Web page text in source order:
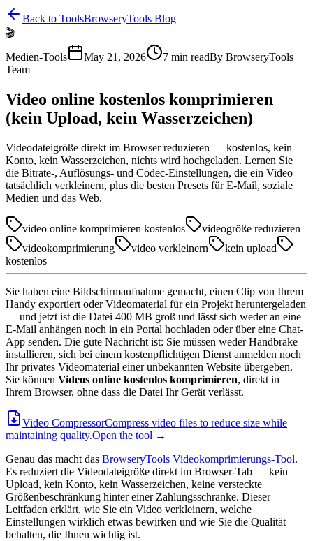
Back to ToolsBrowseryTools Blog
🎬
Medien-Tools
May 21, 2026 7 min readBy BrowseryTools
Team
Video online kostenlos komprimieren
(kein Upload, kein Wasserzeichen)
Videodateigröße direkt im Browser reduzieren — kostenlos, kein
Konto, kein Wasserzeichen, nichts wird hochgeladen. Lernen Sie
die Bitrate-, Auflösungs- und Codec-Einstellungen, die ein Video
tatsächlich verkleinern, plus die besten Presets für E-Mail, soziale
Medien und das Web.
video online komprimieren kostenlos
videogröße reduzieren
videokomprimierung
video verkleinern
kein upload
kostenlos
Sie haben eine Bildschirmaufnahme gemacht, einen Clip von Ihrem
Handy exportiert oder Videomaterial für ein Projekt heruntergeladen
— und jetzt ist die Datei 400 MB groß und lässt sich weder an eine
E-Mail anhängen noch in ein Portal hochladen oder über eine Chat-
App senden. Die gute Nachricht ist: Sie müssen weder Handbrake
installieren, sich bei einem kostenpflichtigen Dienst anmelden noch
Ihr privates Videomaterial einer unbekannten Website übergeben.
Sie können Videos online kostenlos komprimieren, direkt in
Ihrem Browser, ohne dass die Datei Ihr Gerät verlässt.
Video CompressorCompress video files to reduce size while
maintaining quality.Open the tool →
Genau das macht das BrowseryTools Videokomprimierungs-Tool.
Es reduziert die Videodateigröße direkt im Browser-Tab — kein
Upload, kein Konto, kein Wasserzeichen, keine versteckte
Größenbeschränkung hinter einer Zahlungsschranke. Dieser
Leitfaden erklärt, wie Sie ein Video verkleinern, welche
Einstellungen wirklich etwas bewirken und wie Sie die Qualität
behalten, die Ihnen wichtig ist.